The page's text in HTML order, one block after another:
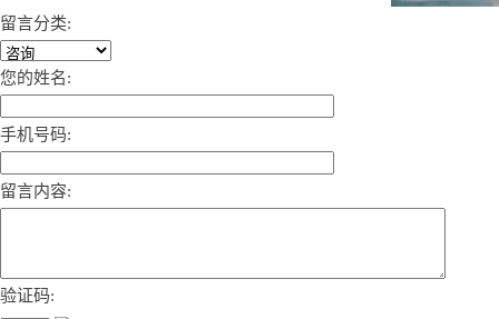
留言分类:
您的姓名:
手机号码:
留言内容:
验证码: